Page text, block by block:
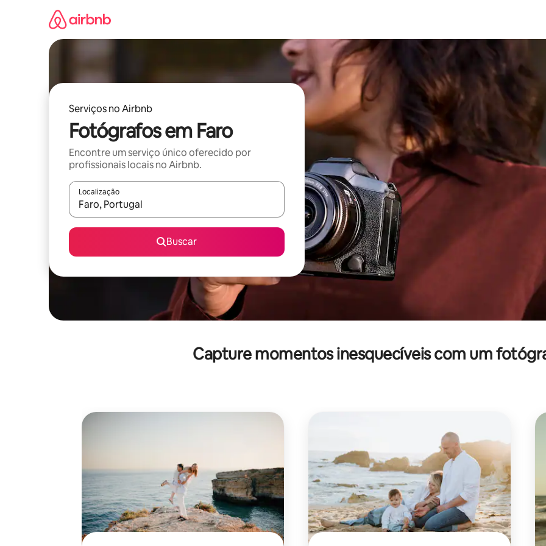
Serviços no Airbnb
Fotógrafos em Faro
Encontre um serviço único oferecido por
profissionais locais no Airbnb.
Localização
Quando os resultados estiverem disponíveis, explore-os usando as seta para cima e para baixo do teclado ou tocando
Buscar
Capture momentos inesquecíveis com um